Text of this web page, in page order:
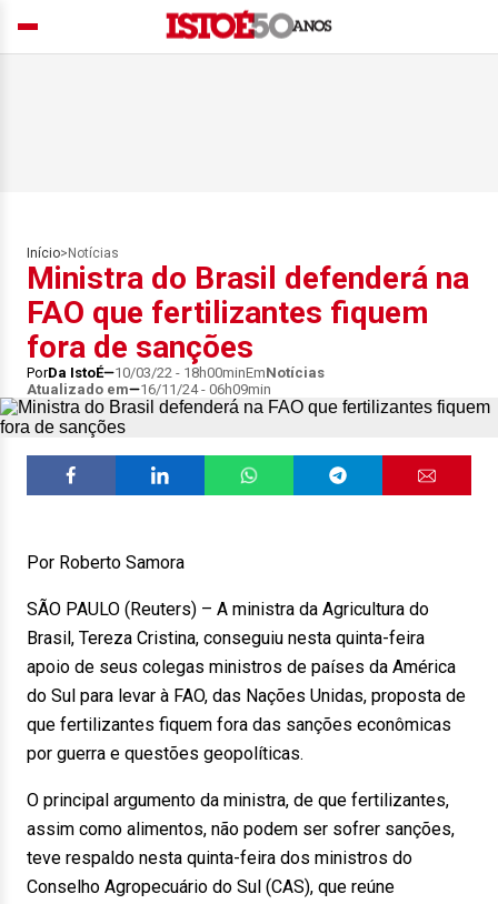
Início> Notícias
Ministra do Brasil defenderá na
FAO que fertilizantes fiquem
fora de sanções
PorDa IstoÉ 10/03/22 - 18h00minEmNotícias
Atualizado em
16/11/24 - 06h09min
Por Roberto Samora
SÃO PAULO (Reuters) – A ministra da Agricultura do
Brasil, Tereza Cristina, conseguiu nesta quinta-feira
apoio de seus colegas ministros de países da América
do Sul para levar à FAO, das Nações Unidas, proposta de
que fertilizantes fiquem fora das sanções econômicas
por guerra e questões geopolíticas.
O principal argumento da ministra, de que fertilizantes,
assim como alimentos, não podem ser sofrer sanções,
teve respaldo nesta quinta-feira dos ministros do
Conselho Agropecuário do Sul (CAS), que reúne